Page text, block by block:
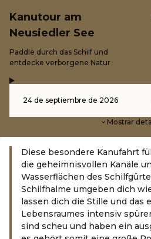
Kanutour am
Neusiedler See
-Paddle durch das Schilf und
entdecke verborgene Natur
24 de septiembre de 2026
Mostrar
Diese besondere Kanufahrt
die geheimnisvollen Kanäle
Wasserflächen des
Schilfhalme umgeben dich
lassen dich die Stille und das
Lebensraumes intensiv
sind scheu und haben ein